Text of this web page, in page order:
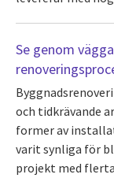
Se genom
och tidkrävande
former av
varit synliga för
projekt med